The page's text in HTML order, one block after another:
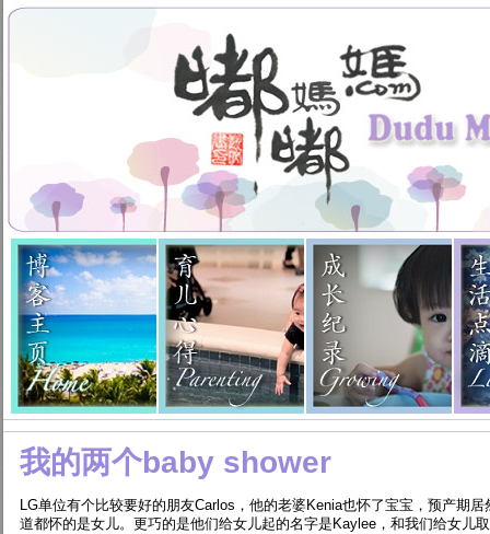
我的两个baby shower
LG单位有个比较要好的朋友Carlos，他的老婆Kenia也怀了宝宝，预产期
道都怀的是女儿。更巧的是他们给女儿起的名字是Kaylee，和我们给女儿